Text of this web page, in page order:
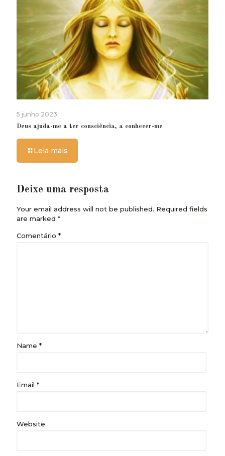
5 junho 2023
Deus ajuda-me a ter consciência, a conhecer-me
Leia mais
Deixe uma resposta
Your email address will not be published. Required fields
are marked *
Comentário *
Name *
Email *
Website